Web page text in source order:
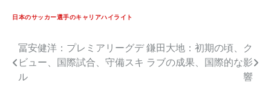
日本のサッカー選手のキャリアハイライト
Post
navigation
冨安健洋：プレミアリーグデ
ビュー、国際試合、守備スキ
ル
鎌田大地：初期の頃、ク
ラブの成果、国際的な影
響